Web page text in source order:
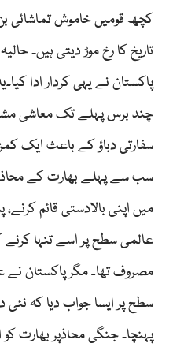
کچھ قومیں خاموش تماشائی بن
تاریخ کا رخ موڑ دیتی ہیں۔
پاکستان نے یہی کردار ادا
چند برس پہلے تک معاشی
سفارتی دباؤ کے باعث ایک
سب سے پہلے بھارت کے محاذ
میں اپنی بالادستی قائم کرنے،
عالمی سطح پر اسے تنہا
مصروف تھا۔ مگر پاکستان نے
سطح پر ایسا جواب دیا کہ نئی
پہنچا۔ جنگی محاذپر بھارت